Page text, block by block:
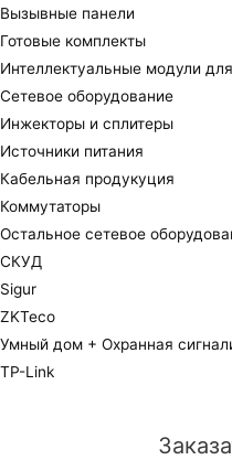
Вызывные панели
Готовые комплекты
Интеллектуальные модули
Сетевое оборудование
Инжекторы и сплитеры
Источники питания
Кабельная продукуция
Коммутаторы
Остальное сетевое
СКУД
Sigur
ZKTeco
Умный дом + Охранная
TP-Link